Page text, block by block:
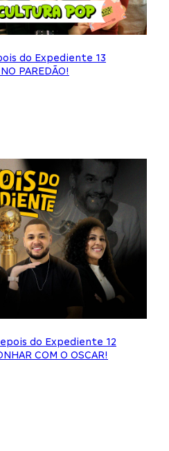
do Expediente 13
PAREDÃO!
do Expediente 12
COM O OSCAR!